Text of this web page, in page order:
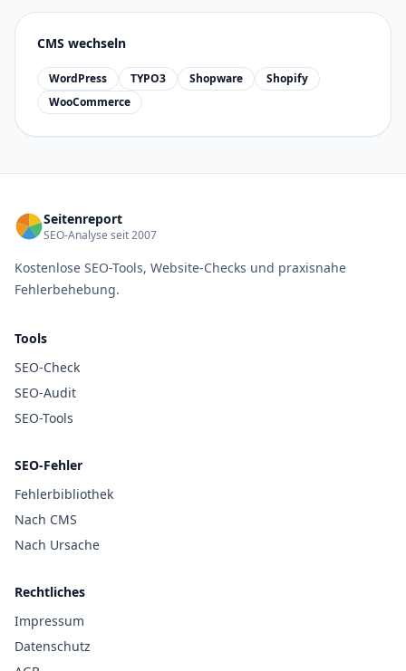
CMS wechseln
WordPress TYPO3 Shopware
Shopify
WooCommerce
Seitenreport
SEO-Analyse seit 2007
Kostenlose SEO-Tools, Website-Checks und praxisnahe
Fehlerbehebung.
Tools
SEO-Check
SEO-Audit
SEO-Tools
SEO-Fehler
Fehlerbibliothek
Nach CMS
Nach Ursache
Rechtliches
Impressum
Datenschutz